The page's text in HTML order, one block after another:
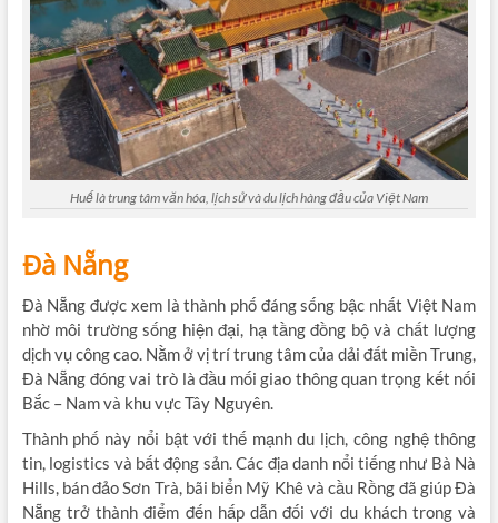
Huế là trung tâm văn hóa, lịch sử và du lịch hàng đầu của Việt Nam
Đà Nẵng
Đà Nẵng được xem là thành phố đáng sống bậc nhất Việt Nam
nhờ môi trường sống hiện đại, hạ tầng đồng bộ và chất lượng
dịch vụ công cao. Nằm ở vị trí trung tâm của dải đất miền Trung,
Đà Nẵng đóng vai trò là đầu mối giao thông quan trọng kết nối
Bắc – Nam và khu vực Tây Nguyên.
Thành phố này nổi bật với thế mạnh du lịch, công nghệ thông
tin, logistics và bất động sản. Các địa danh nổi tiếng như Bà Nà
Hills, bán đảo Sơn Trà, bãi biển Mỹ Khê và cầu Rồng đã giúp Đà
Nẵng trở thành điểm đến hấp dẫn đối với du khách trong và